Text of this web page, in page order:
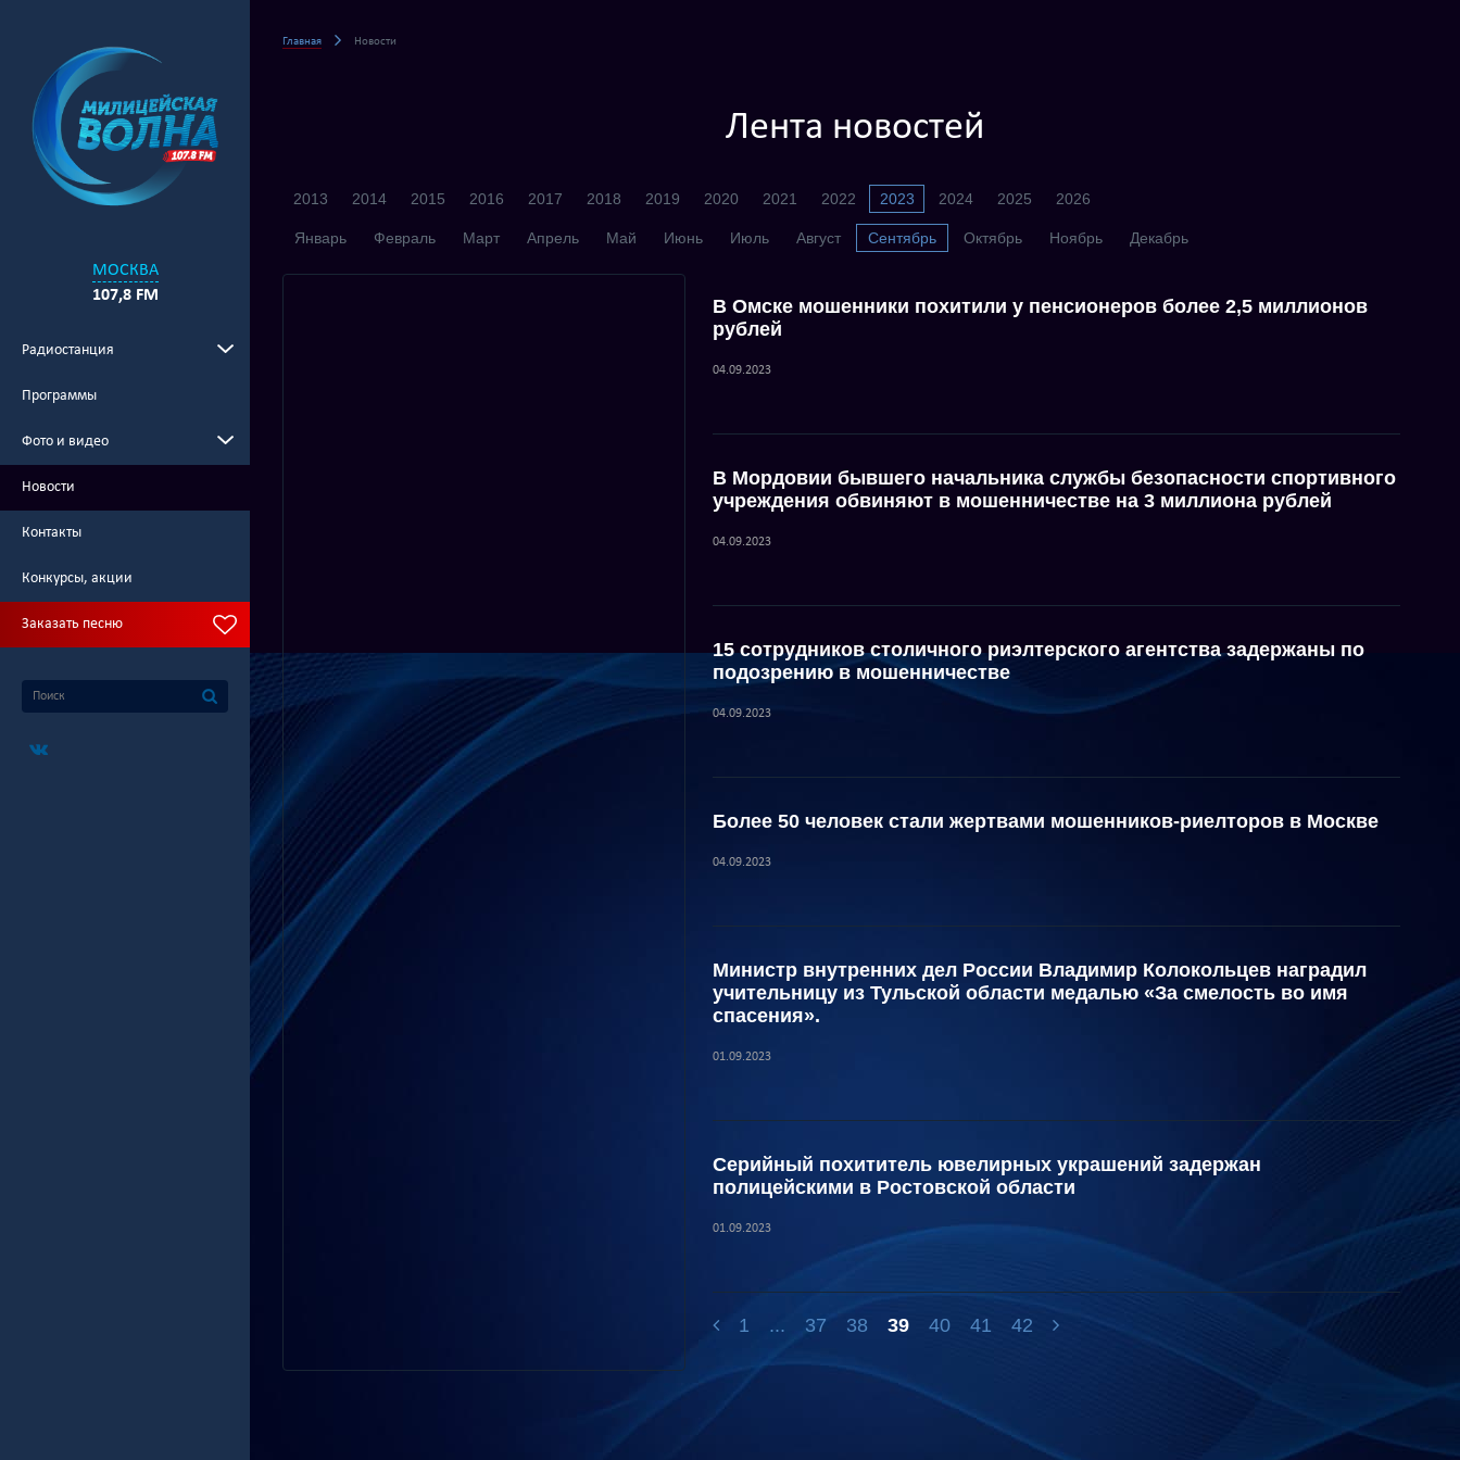
МОСКВА
107,8 FM
Радиостанция
Программы
Фото и видео
Новости
Контакты
Конкурсы, акции
Заказать песню
Главная Новости
Лента новостей
2013 2014 2015 2016 2017 2018 2019 2020 2021 2022 2023 2024 2025 2026
Январь Февраль Март Апрель Май Июнь Июль Август Сентябрь Октябрь Ноябрь Декабрь
В Омске мошенники похитили у пенсионеров более 2,5 миллионов
рублей
04.09.2023
В Мордовии бывшего начальника службы безопасности спортивного
учреждения обвиняют в мошенничестве на 3 миллиона рублей
04.09.2023
15 сотрудников столичного риэлтерского агентства задержаны по
подозрению в мошенничестве
04.09.2023
Более 50 человек стали жертвами мошенников-риелторов в Москве
04.09.2023
Министр внутренних дел России Владимир Колокольцев наградил
учительницу из Тульской области медалью «За смелость во имя
спасения».
01.09.2023
Серийный похититель ювелирных украшений задержан
полицейскими в Ростовской области
01.09.2023
1 ... 37 38 39 40 41 42